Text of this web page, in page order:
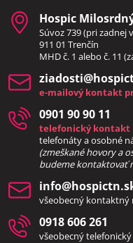
Hospic
Súvoz 739 (pri zadnej
911 01 Trenčín
MHD č. 1 alebo č. 11
e-mailový kontakt
0901 90 90 11
telefonický kontakt
telefonáty a osobné
(zmeškané hovory a
budeme kontaktovať
všeobecný kontaktný
0918 606 261
všeobecný